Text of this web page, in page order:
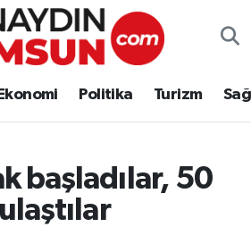
Ekonomi Politika Turizm
başladılar, 50
ve Fikstür